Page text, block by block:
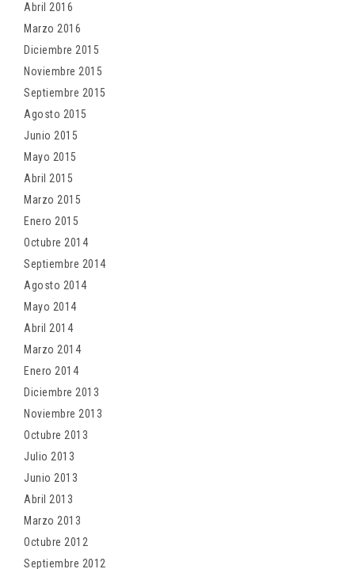
Abril 2016
Marzo 2016
Diciembre 2015
Noviembre 2015
Septiembre 2015
Agosto 2015
Junio 2015
Mayo 2015
Abril 2015
Marzo 2015
Enero 2015
Octubre 2014
Septiembre 2014
Agosto 2014
Mayo 2014
Abril 2014
Marzo 2014
Enero 2014
Diciembre 2013
Noviembre 2013
Octubre 2013
Julio 2013
Junio 2013
Abril 2013
Marzo 2013
Octubre 2012
Septiembre 2012